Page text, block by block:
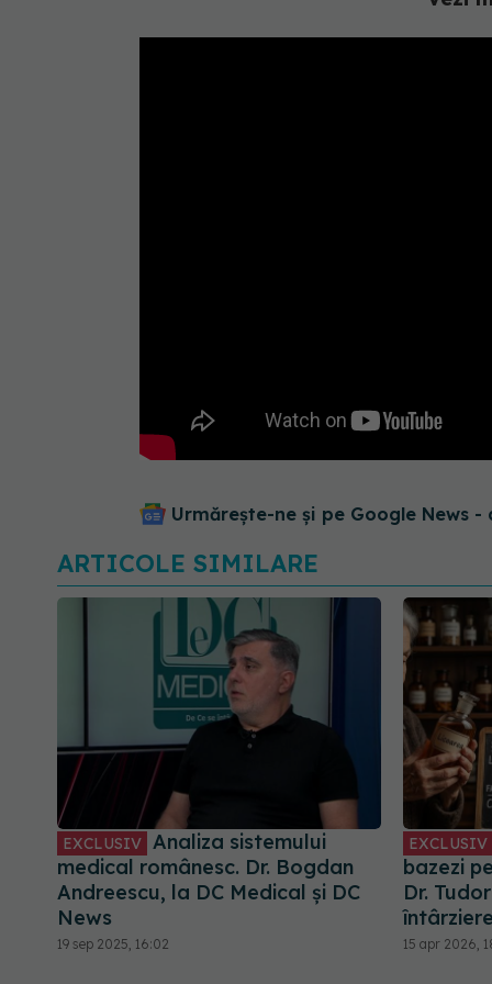
Urmărește-ne și pe Google News -
ARTICOLE SIMILARE
EXCLUSIV Analiza sistemului
medical românesc. Dr. Bogdan
Andreescu, la DC Medical și DC
News
19 sep 2025, 16:02
EXCLUSIV
bazezi
Dr.
15 apr 2026,